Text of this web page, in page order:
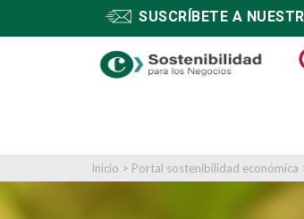
SUSCRÍBETE A
Inicio > Portal sostenibilidad económica